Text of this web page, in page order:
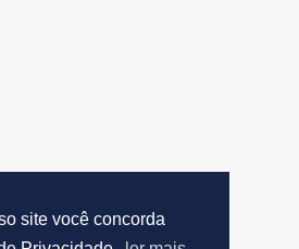
site você concorda